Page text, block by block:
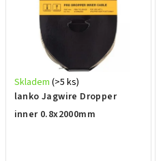
lanko Jagwire Dropper
inner 0.8x2000mm
Skladem (>5 ks)